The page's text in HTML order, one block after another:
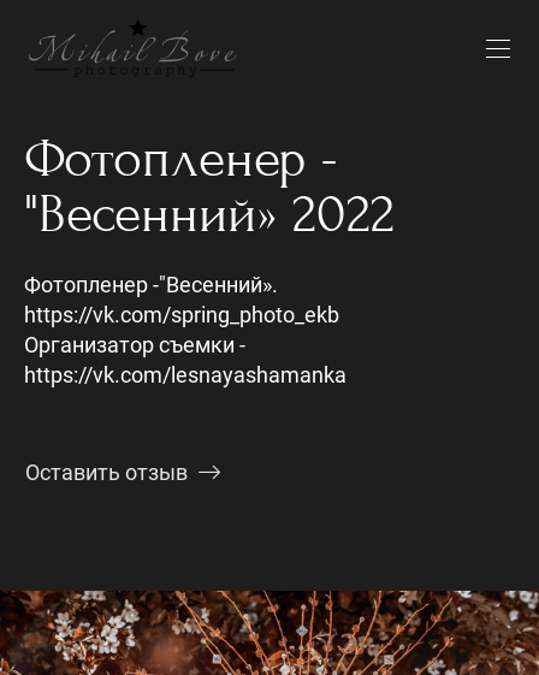
Фотопленер -
"Весенний» 2022
Фотопленер -"Весенний».
https://vk.com/spring_photo_ekb
Организатор съемки -
https://vk.com/lesnayashamanka
Оставить отзыв